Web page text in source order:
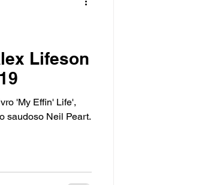
Lifeson
'My Effin' Life',
saudoso Neil Peart.